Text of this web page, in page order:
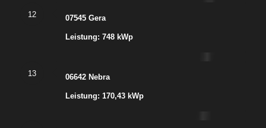
12 07545 Gera
Leistung: 748 kWp
13 06642 Nebra
Leistung: 170,43 kWp